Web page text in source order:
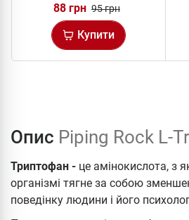
88 грн 95 грн
Купити
Опис Piping Rock L-
Триптофан - це амінокислота, з
організмі тягне за собою
поведінку людини і його